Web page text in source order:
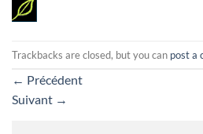
Trackbacks are closed, but you can post a
← Précédent
Suivant →